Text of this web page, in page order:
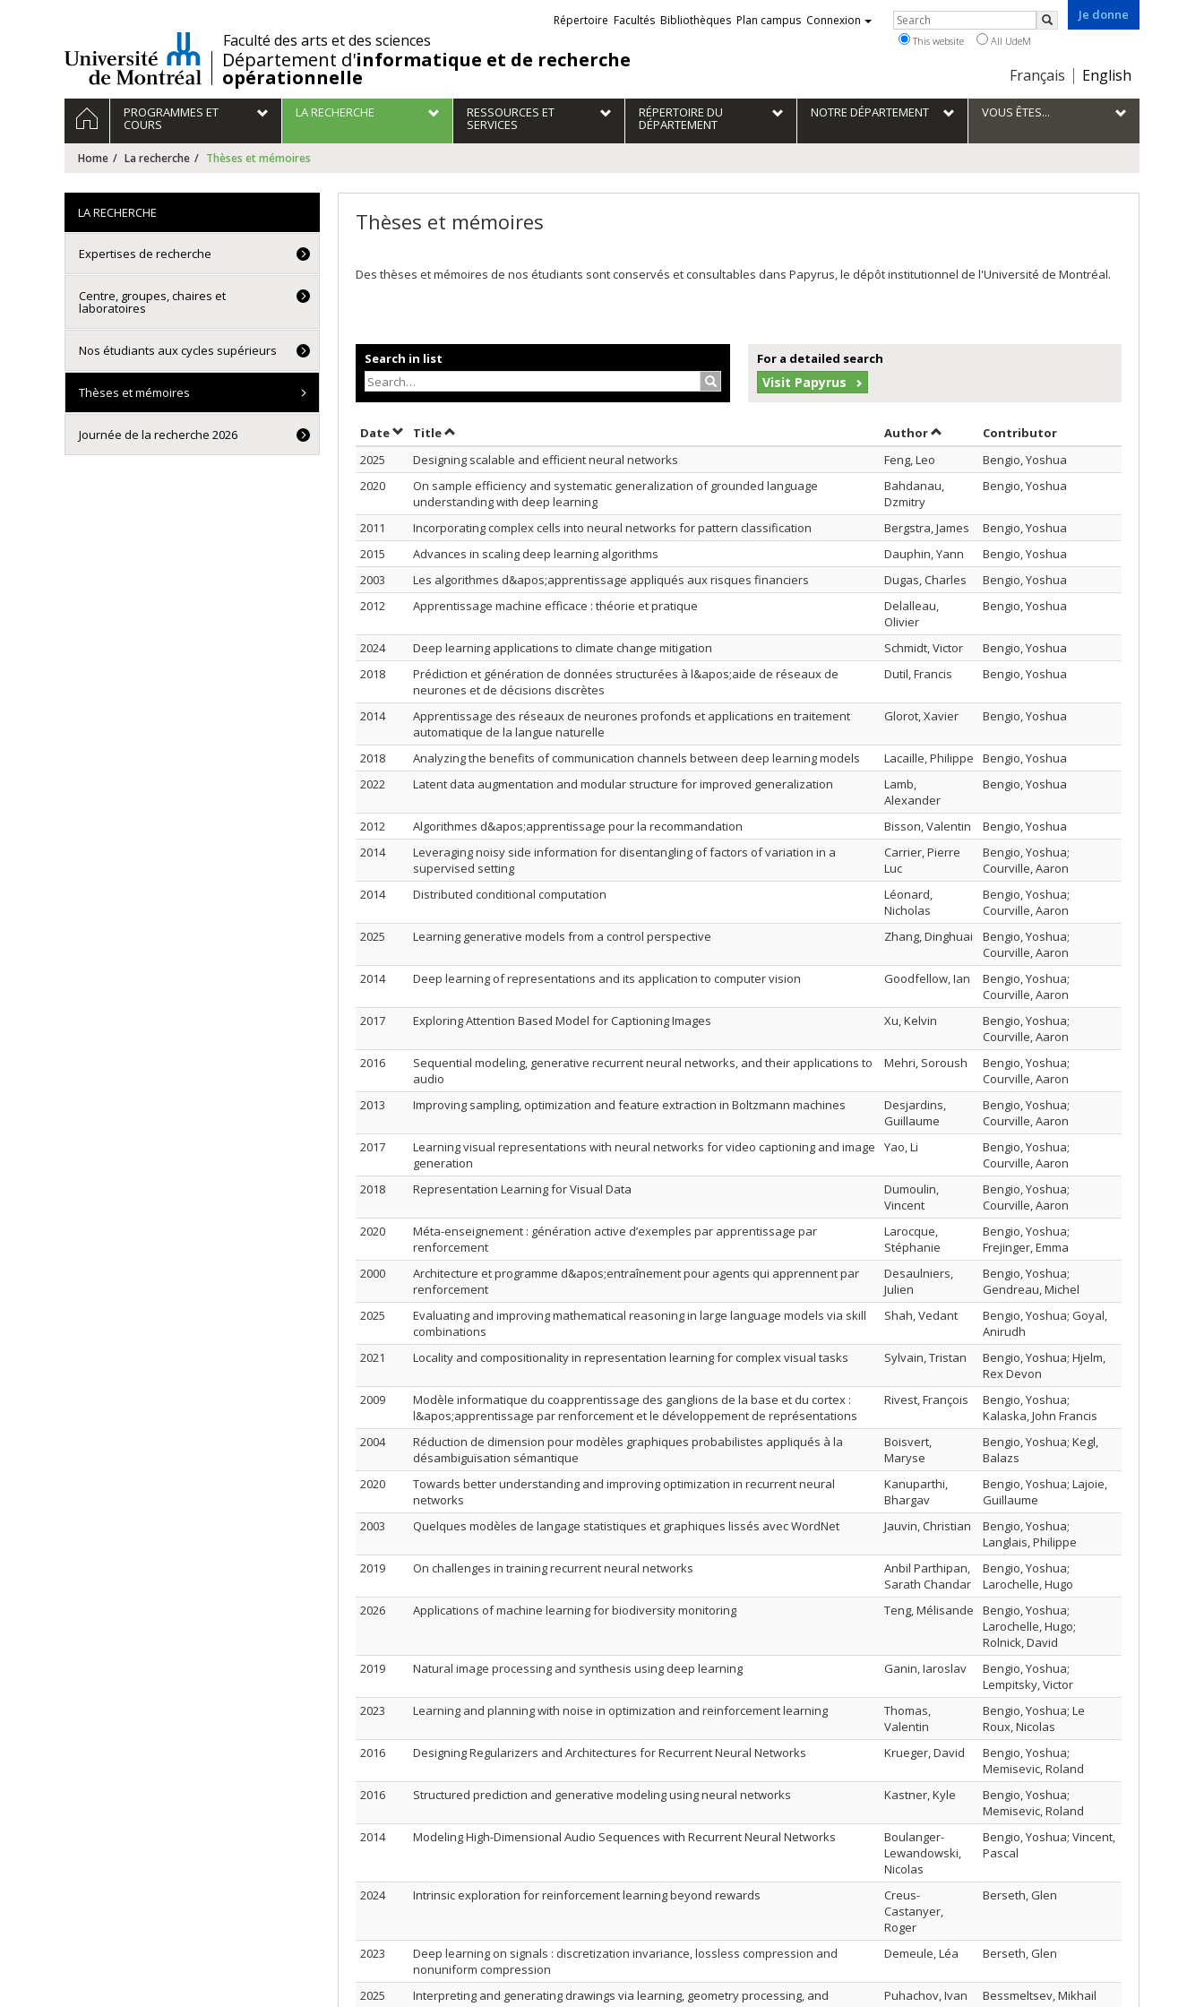
/Faculté des arts et des sciences
Département d'informatique et de recherche
opérationnelle
Je donne
Choix
la
langue
Français English
Liens
externes
Répertoire Facultés Bibliothèques Plan campus Connexion Rechercher
Search
This website All UdeM
Navigation
principale
HOMEPROGRAMMES ET
COURS
LA RECHERCHE RESSOURCES ET
SERVICES
RÉPERTOIRE DU
DÉPARTEMENT
NOTRE DÉPARTEMENT VOUS ÊTES...
Home La recherche Thèses et mémoires
Thèses et mémoires
Des thèses et mémoires de nos étudiants sont conservés et consultables dans Papyrus, le dépôt institutionnel de l'Université de Montréal.
Search in list
Search…
For a detailed search
Visit Papyrus
DateSort by date in ascending order
TitleSort by title in ascending order AuthorSort by author in ascending order
Contributor
2025
Designing scalable and efficient neural networks Feng, Leo
Bengio, Yoshua
2020
On sample efficiency and systematic generalization of grounded language
understanding with deep learning
Bahdanau,
Dzmitry
Bengio, Yoshua
2011 Incorporating complex cells into neural networks for pattern classification Bergstra, James
Bengio, Yoshua
2015
Advances in scaling deep learning algorithms Dauphin, Yann
Bengio, Yoshua
2003
Les algorithmes d&apos;apprentissage appliqués aux risques financiers Dugas, Charles
Bengio, Yoshua
2012
Apprentissage machine efficace : théorie et pratique
Delalleau,
Olivier
Bengio, Yoshua
2024 Deep learning applications to climate change mitigation Schmidt, Victor
Bengio, Yoshua
2018
Prédiction et génération de données structurées à l&apos;aide de réseaux de
neurones et de décisions discrètes
Dutil, Francis Bengio, Yoshua
2014
Apprentissage des réseaux de neurones profonds et applications en traitement
automatique de la langue naturelle
Glorot, Xavier Bengio, Yoshua
2018 Analyzing the benefits of communication channels between deep learning models Lacaille, Philippe
Bengio, Yoshua
2022
Latent data augmentation and modular structure for improved generalization
Lamb,
Alexander
Bengio, Yoshua
2012 Algorithmes d&apos;apprentissage pour la recommandation Bisson, Valentin
Bengio, Yoshua
2014
Leveraging noisy side information for disentangling of factors of variation in a
supervised setting
Carrier, Pierre
Luc
Bengio, Yoshua;
Courville, Aaron
2014
Distributed conditional computation
Léonard,
Nicholas
Bengio, Yoshua;
Courville, Aaron
2025
Learning generative models from a control perspective Zhang, Dinghuai
Bengio, Yoshua;
Courville, Aaron
2014
Deep learning of representations and its application to computer vision Goodfellow, Ian
Bengio, Yoshua;
Courville, Aaron
2017
Exploring Attention Based Model for Captioning Images Xu, Kelvin
Bengio, Yoshua;
Courville, Aaron
2016
Sequential modeling, generative recurrent neural networks, and their applications to
audio
Mehri, Soroush
Bengio, Yoshua;
Courville, Aaron
2013
Improving sampling, optimization and feature extraction in Boltzmann machines
Desjardins,
Guillaume
Bengio, Yoshua;
Courville, Aaron
2017
Learning visual representations with neural networks for video captioning and image
generation
Yao, Li
Bengio, Yoshua;
Courville, Aaron
2018
Representation Learning for Visual Data
Dumoulin,
Vincent
Bengio, Yoshua;
Courville, Aaron
2020
Méta-enseignement : génération active d’exemples par apprentissage par
renforcement
Larocque,
Stéphanie
Bengio, Yoshua;
Frejinger, Emma
2000
Architecture et programme d&apos;entraînement pour agents qui apprennent par
renforcement
Desaulniers,
Julien
Bengio, Yoshua;
Gendreau, Michel
2025
Evaluating and improving mathematical reasoning in large language models via skill
combinations
Shah, Vedant
Bengio, Yoshua; Goyal,
Anirudh
2021
Locality and compositionality in representation learning for complex visual tasks Sylvain, Tristan
Bengio, Yoshua; Hjelm,
Rex Devon
2009
Modèle informatique du coapprentissage des ganglions de la base et du cortex :
l&apos;apprentissage par renforcement et le développement de représentations
Rivest, François
Bengio, Yoshua;
Kalaska, John Francis
2004
Réduction de dimension pour modèles graphiques probabilistes appliqués à la
désambiguïsation sémantique
Boisvert,
Maryse
Bengio, Yoshua; Kegl,
Balazs
2020
Towards better understanding and improving optimization in recurrent neural
networks
Kanuparthi,
Bhargav
Bengio, Yoshua; Lajoie,
Guillaume
2003
Quelques modèles de langage statistiques et graphiques lissés avec WordNet Jauvin, Christian
Bengio, Yoshua;
Langlais, Philippe
2019
On challenges in training recurrent neural networks
Anbil Parthipan,
Sarath Chandar
Bengio, Yoshua;
Larochelle, Hugo
2026
Applications of machine learning for biodiversity monitoring Teng, Mélisande
Bengio, Yoshua;
Larochelle, Hugo;
Rolnick, David
2019
Natural image processing and synthesis using deep learning Ganin, Iaroslav
Bengio, Yoshua;
Lempitsky, Victor
2023
Learning and planning with noise in optimization and reinforcement learning
Thomas,
Valentin
Bengio, Yoshua; Le
Roux, Nicolas
2016
Designing Regularizers and Architectures for Recurrent Neural Networks Krueger, David
Bengio, Yoshua;
Memisevic, Roland
2016
Structured prediction and generative modeling using neural networks Kastner, Kyle
Bengio, Yoshua;
Memisevic, Roland
2014
Modeling High-Dimensional Audio Sequences with Recurrent Neural Networks
Boulanger-
Lewandowski,
Nicolas
Bengio, Yoshua; Vincent,
Pascal
2024 Intrinsic exploration for reinforcement learning beyond rewards
Creus-
Castanyer,
Roger
Berseth, Glen
2023
Deep learning on signals : discretization invariance, lossless compression and
nonuniform compression
Demeule, Léa Berseth, Glen
2025
Interpreting and generating drawings via learning, geometry processing, and
Puhachov, Ivan Bessmeltsev, Mikhail
LA RECHERCHE
Expertises de recherche
Centre, groupes, chaires et
laboratoires
Nos étudiants aux cycles supérieurs
Thèses et mémoires
Journée de la recherche 2026